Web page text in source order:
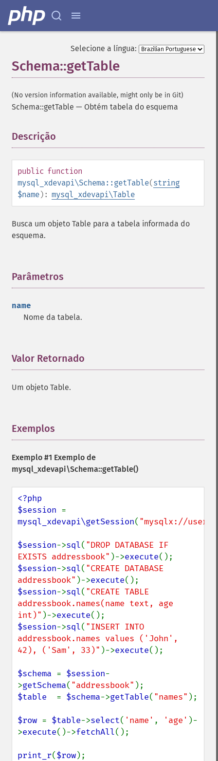
Selecione a língua:
Schema::getTable
(No version information available, might only be in Git)
Schema::getTable — Obtém tabela do esquema
Descrição
public function
mysql_xdevapi\Schema::getTable(string
$name): mysql_xdevapi\Table
Busca um objeto Table para a tabela informada do
esquema.
Parâmetros
name
Nome da tabela.
Valor Retornado
Um objeto Table.
Exemplos
Exemplo #1 Exemplo de
mysql_xdevapi\Schema::getTable()
<?php
$session
mysql_xdevapi\getSession( "mysqlx://
$session->sql( "DROP DATABASE IF
EXISTS addressbook" )->execute
$session->sql( "CREATE DATABASE
addressbook" )->execute
$session->sql( "CREATE TABLE
addressbook.names(name text, age
int)" )->execute
$session->sql( "INSERT INTO
addressbook.names values ('John',
42), ('Sam', 33)" )->execute();
$schema = $session-
>getSchema( "addressbook"
$table = $schema->getTable( "names" );
$row = $table->select( 'name' , 'age' )-
>execute()->fetchAll();
print_r($row